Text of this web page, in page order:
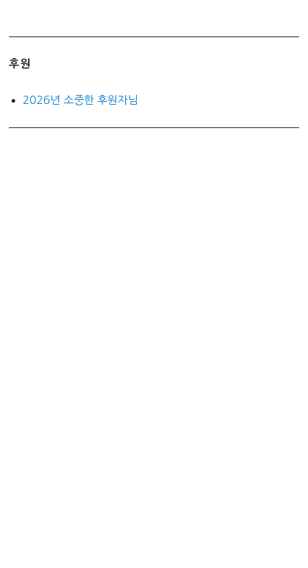
후원
2026년 소중한 후원자님